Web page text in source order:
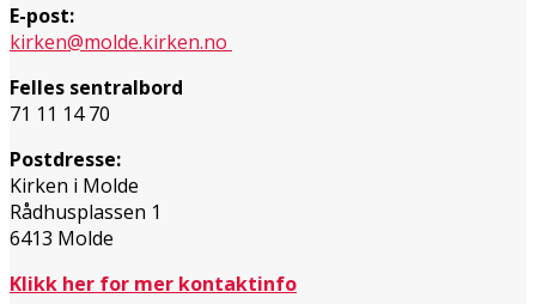
E-post:
kirken@molde.kirken.no
Felles sentralbord
71 11 14 70
Postdresse:
Kirken i Molde
Rådhusplassen 1
6413 Molde
Klikk her for mer kontaktinfo